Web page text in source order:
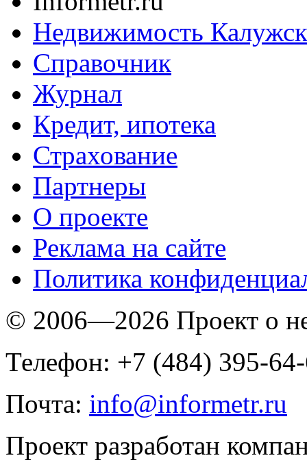
Недвижимость
Справочник
Журнал
Кредит, ипотека
Страхование
Партнеры
O проекте
Реклама на сайте
Политика
© 2006—2026 Проект о
Телефон: +7 (484) 395-
Почта: info@informetr.ru
Проект разработан